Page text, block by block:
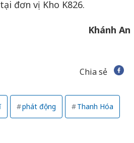
đơn vị Kho K826.
Khánh An
Chia sẻ
phát động Thanh Hóa